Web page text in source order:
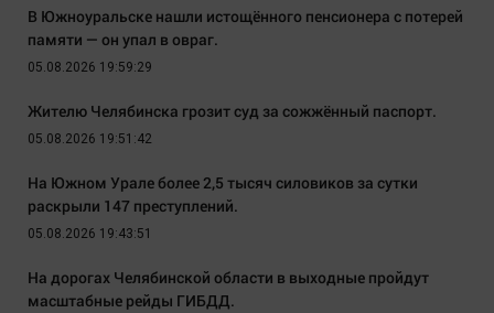
В Южноуральске нашли истощённого пенсионера с потерей
памяти — он упал в овраг.
05.08.2026 19:59:29
Жителю Челябинска грозит суд за сожжённый паспорт.
05.08.2026 19:51:42
На Южном Урале более 2,5 тысяч силовиков за сутки
раскрыли 147 преступлений.
05.08.2026 19:43:51
На дорогах Челябинской области в выходные пройдут
масштабные рейды ГИБДД.